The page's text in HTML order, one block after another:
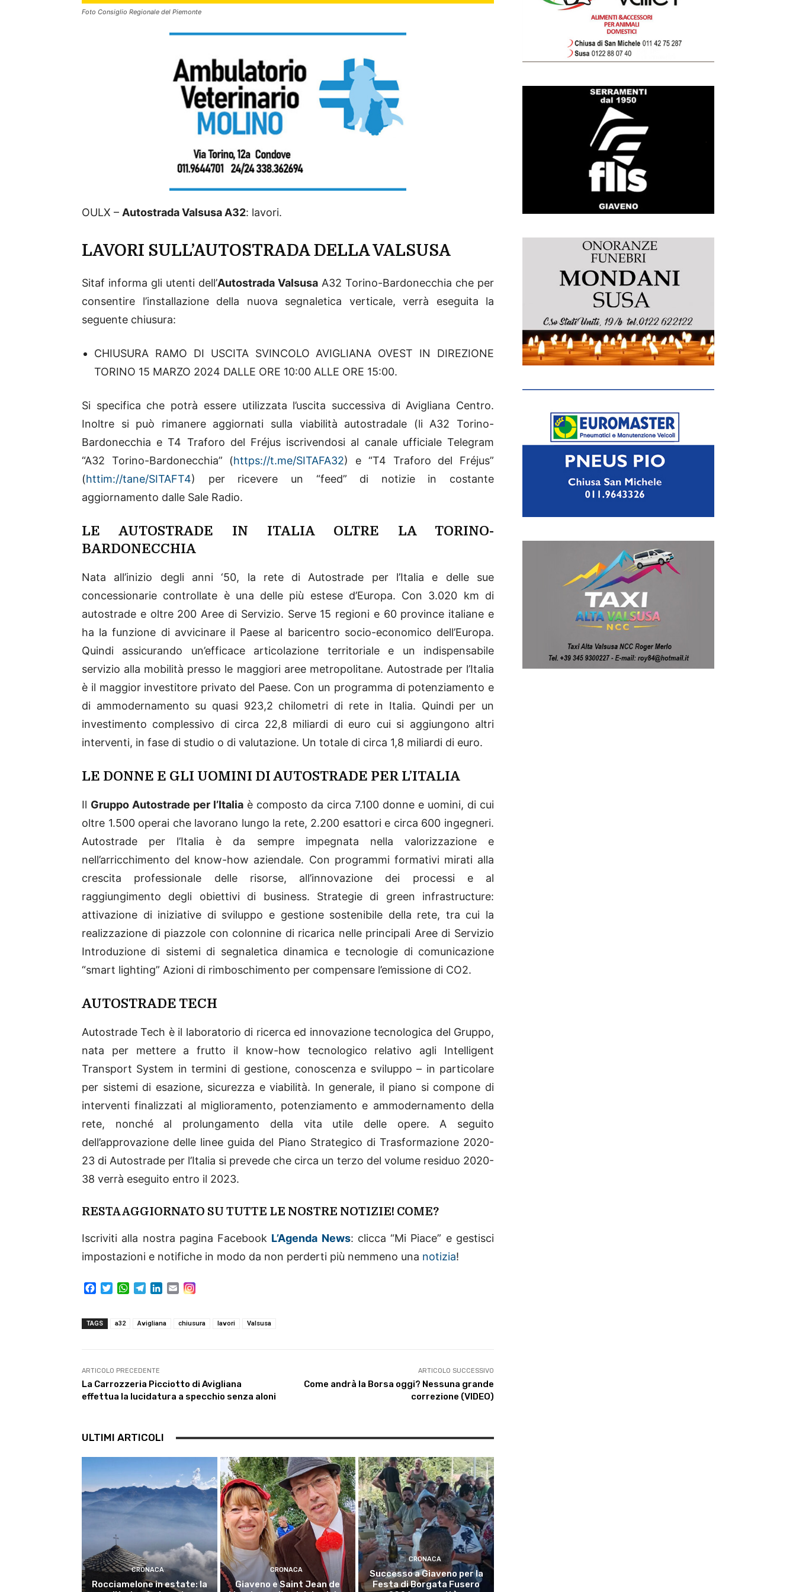
Foto Consiglio Regionale del Piemonte
OULX – Autostrada Valsusa A32: lavori.
LAVORI SULL’AUTOSTRADA DELLA VALSUSA
Sitaf informa gli utenti dell’Autostrada Valsusa A32 Torino-Bardonecchia che per
consentire l’installazione della nuova segnaletica verticale, verrà eseguita la
seguente chiusura:
CHIUSURA RAMO DI USCITA SVINCOLO AVIGLIANA OVEST IN DIREZIONE
TORINO 15 MARZO 2024 DALLE ORE 10:00 ALLE ORE 15:00.
Si specifica che potrà essere utilizzata l’uscita successiva di Avigliana Centro.
Inoltre si può rimanere aggiornati sulla viabilità autostradale (li A32 Torino-
Bardonecchia e T4 Traforo del Fréjus iscrivendosi al canale ufficiale Telegram
“A32 Torino-Bardonecchia” (https://t.me/SITAFA32) e “T4 Traforo del Fréjus”
(httim://tane/SITAFT4) per ricevere un “feed” di notizie in costante
aggiornamento dalle Sale Radio.
LE AUTOSTRADE IN ITALIA OLTRE LA TORINO-
BARDONECCHIA
Nata all’inizio degli anni ‘50, la rete di Autostrade per l’Italia e delle sue
concessionarie controllate è una delle più estese d’Europa. Con 3.020 km di
autostrade e oltre 200 Aree di Servizio. Serve 15 regioni e 60 province italiane e
ha la funzione di avvicinare il Paese al baricentro socio-economico dell’Europa.
Quindi assicurando un’efficace articolazione territoriale e un indispensabile
servizio alla mobilità presso le maggiori aree metropolitane. Autostrade per l’Italia
è il maggior investitore privato del Paese. Con un programma di potenziamento e
di ammodernamento su quasi 923,2 chilometri di rete in Italia. Quindi per un
investimento complessivo di circa 22,8 miliardi di euro cui si aggiungono altri
interventi, in fase di studio o di valutazione. Un totale di circa 1,8 miliardi di euro.
LE DONNE E GLI UOMINI DI AUTOSTRADE PER L’ITALIA
Il Gruppo Autostrade per l’Italia è composto da circa 7.100 donne e uomini, di cui
oltre 1.500 operai che lavorano lungo la rete, 2.200 esattori e circa 600 ingegneri.
Autostrade per l’Italia è da sempre impegnata nella valorizzazione e
nell’arricchimento del know-how aziendale. Con programmi formativi mirati alla
crescita professionale delle risorse, all’innovazione dei processi e al
raggiungimento degli obiettivi di business. Strategie di green infrastructure:
attivazione di iniziative di sviluppo e gestione sostenibile della rete, tra cui la
realizzazione di piazzole con colonnine di ricarica nelle principali Aree di Servizio
Introduzione di sistemi di segnaletica dinamica e tecnologie di comunicazione
“smart lighting” Azioni di rimboschimento per compensare l’emissione di CO2.
AUTOSTRADE TECH
Autostrade Tech è il laboratorio di ricerca ed innovazione tecnologica del Gruppo,
nata per mettere a frutto il know-how tecnologico relativo agli Intelligent
Transport System in termini di gestione, conoscenza e sviluppo – in particolare
per sistemi di esazione, sicurezza e viabilità. In generale, il piano si compone di
interventi finalizzati al miglioramento, potenziamento e ammodernamento della
rete, nonché al prolungamento della vita utile delle opere. A seguito
dell’approvazione delle linee guida del Piano Strategico di Trasformazione 2020-
23 di Autostrade per l’Italia si prevede che circa un terzo del volume residuo 2020-
38 verrà eseguito entro il 2023.
RESTA AGGIORNATO SU TUTTE LE NOSTRE NOTIZIE! COME?
Iscriviti alla nostra pagina Facebook L’Agenda News: clicca “Mi Piace” e gestisci
impostazioni e notifiche in modo da non perderti più nemmeno una notizia!
e
k
t
W
p
e
m
k
E
i
TAGS a32 Avigliana chiusura lavori Valsusa
ARTICOLO PRECEDENTE
La Carrozzeria Picciotto di Avigliana
effettua la lucidatura a specchio senza aloni
ARTICOLO SUCCESSIVO
Come andrà la Borsa oggi? Nessuna grande
correzione (VIDEO)
ULTIMI ARTICOLI
CRONACA
Rocciamelone in estate: la
CRONACA
Giaveno e Saint Jean de
CRONACA
Successo a Giaveno per la
Festa di Borgata Fusero